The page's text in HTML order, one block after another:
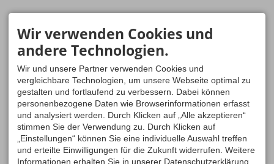
Wir verwenden Cookies und
andere Technologien.
Wir und unsere Partner verwenden Cookies und
vergleichbare Technologien, um unsere Webseite optimal zu
gestalten und fortlaufend zu verbessern. Dabei können
personenbezogene Daten wie Browserinformationen erfasst
und analysiert werden. Durch Klicken auf „Alle akzeptieren“
stimmen Sie der Verwendung zu. Durch Klicken auf
„Einstellungen“ können Sie eine individuelle Auswahl treffen
und erteilte Einwilligungen für die Zukunft widerrufen. Weitere
Informationen erhalten Sie in unserer Datenschutzerklärung.